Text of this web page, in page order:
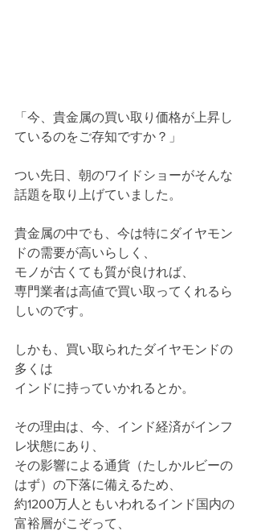
「今、貴金属の買い取り価格が上昇し
ているのをご存知ですか？」
つい先日、朝のワイドショーがそんな
話題を取り上げていました。
貴金属の中でも、今は特にダイヤモン
ドの需要が高いらしく、
モノが古くても質が良ければ、
専門業者は高値で買い取ってくれるら
しいのです。
しかも、買い取られたダイヤモンドの
多くは
インドに持っていかれるとか。
その理由は、今、インド経済がインフ
レ状態にあり、
その影響による通貨（たしかルビーの
はず）の下落に備えるため、
約1200万人ともいわれるインド国内の
富裕層がこぞって、